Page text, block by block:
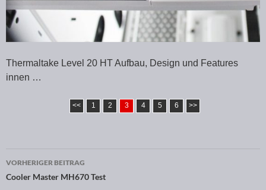
Thermaltake Level 20 HT Aufbau, Design und Features
innen …
<< 1 2 3 4 5 6 >>
Beitragsnavigation
VORHERIGER BEITRAG
Cooler Master MH670 Test